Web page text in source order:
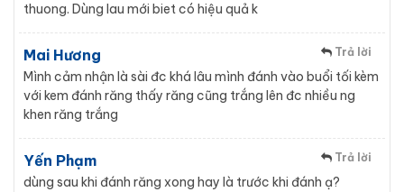
thuong. Dùng lau mới biet có hiệu quả k
Mai Hương Trả lời
Mình cảm nhận là sài đc khá lâu mình đánh vào buổi tối kèm
với kem đánh răng thấy răng cũng trắng lên đc nhiều ng
khen răng trắng
Yến Phạm Trả lời
dùng sau khi đánh răng xong hay là trước khi đánh ạ?